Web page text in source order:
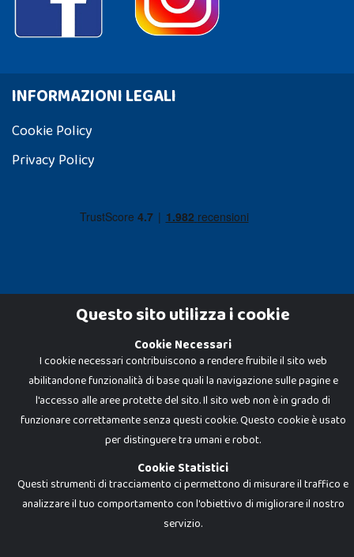
INFORMAZIONI LEGALI
Cookie Policy
Privacy Policy
Dadi e Mattoncini è un brand di Giocabene Srl. Ogni riproduzione o utilizzo non
espressamente autorizzato è severamente vietato. Tutti i loghi, marchi,
brand elencati nel presente shop sono di proprietà dei rispettivi titolari.
I prezzi e le promozioni pubblicate potrebbero differire da quanto esposto in
negozio.
Giocabene Srl - via della Posta 8, 20123 Milano (MI)
P.IVA 02608090425 - REA AN201199 - C.S. 10.000 i.v.
Questo sito utilizza i cookie
Cookie Necessari
I cookie necessari contribuiscono a rendere fruibile il sito web
abilitandone funzionalità di base quali la navigazione sulle pagine e
l'accesso alle aree protette del sito. Il sito web non è in grado di
funzionare correttamente senza questi cookie. Questo cookie è usato
per distinguere tra umani e robot.
Cookie Statistici
Questi strumenti di tracciamento ci permettono di misurare il traffico e
analizzare il tuo comportamento con l'obiettivo di migliorare il nostro
servizio.